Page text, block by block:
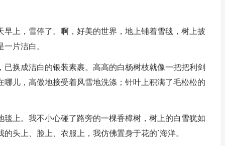
上，雪停了。啊，好美的世界，地上铺着雪毯，树上披
片洁白。
换成洁白的银装素裹。高高的白杨树枝就像一把把利剑
儿，高傲地接受着风雪地洗涤；针叶上积满了毛松松的
上。我不小心碰了路旁的一棵香樟树，树上的白雪犹如
头上、脸上、衣服上，我仿佛置身于花的`海洋。